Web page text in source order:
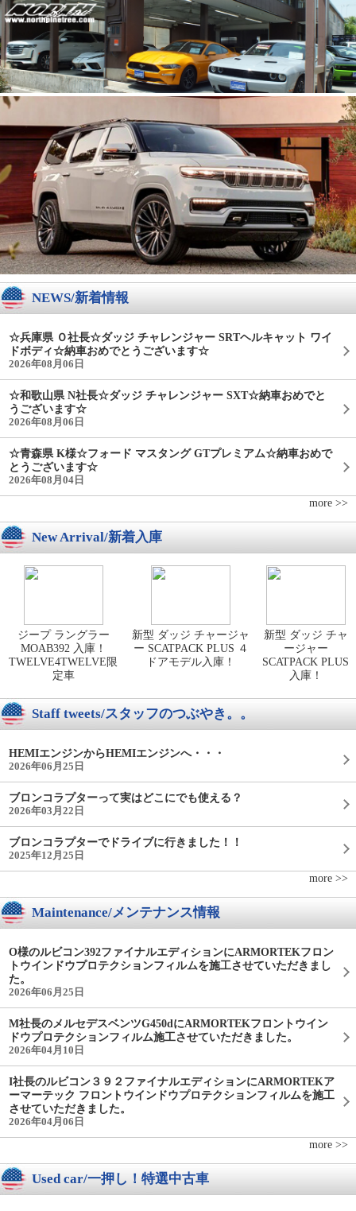
NEWS/新着情報
☆兵庫県 Ｏ社長☆ダッジ チャレンジャー SRTヘルキャット ワイ
ドボディ☆納車おめでとうございます☆
2026年08月06日
☆和歌山県 N社長☆ダッジ チャレンジャー SXT☆納車おめでと
うございます☆
2026年08月06日
☆青森県 K様☆フォード マスタング GTプレミアム☆納車おめで
とうございます☆
2026年08月04日
more >>
New Arrival/新着入庫
ジープ ラングラー
MOAB392 入庫！
TWELVE4TWELVE限
定車
新型 ダッジ チャージャ
ー SCATPACK PLUS ４
ドアモデル入庫！
新型 ダッジ チャ
ージャー
SCATPACK PLUS
入庫！
Staff tweets/スタッフのつぶやき。。
HEMIエンジンからHEMIエンジンへ・・・
2026年06月25日
ブロンコラプターって実はどこにでも使える？
2026年03月22日
ブロンコラプターでドライブに行きました！！
2025年12月25日
more >>
Maintenance/メンテナンス情報
O様のルビコン392ファイナルエディションにARMORTEKフロン
トウインドウプロテクションフィルムを施工させていただきまし
た。
2026年06月25日
M社長のメルセデスベンツG450dにARMORTEKフロントウイン
ドウプロテクションフィルム施工させていただきました。
2026年04月10日
I社長のルビコン３９２ファイナルエディションにARMORTEKア
ーマーテック フロントウインドウプロテクションフィルムを施工
させていただきました。
2026年04月06日
more >>
Used car/一押し！特選中古車